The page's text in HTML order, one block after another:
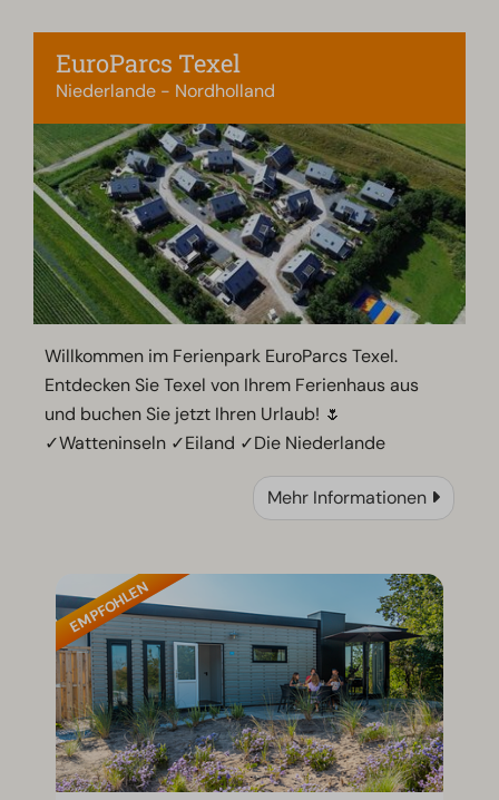
EuroParcs Texel
Niederlande - Nordholland
Willkommen im Ferienpark EuroParcs Texel.
Entdecken Sie Texel von Ihrem Ferienhaus aus
und buchen Sie jetzt Ihren Urlaub! 🌷
✓Watteninseln ✓Eiland ✓Die Niederlande
Mehr Informationen
EMPFOHLEN